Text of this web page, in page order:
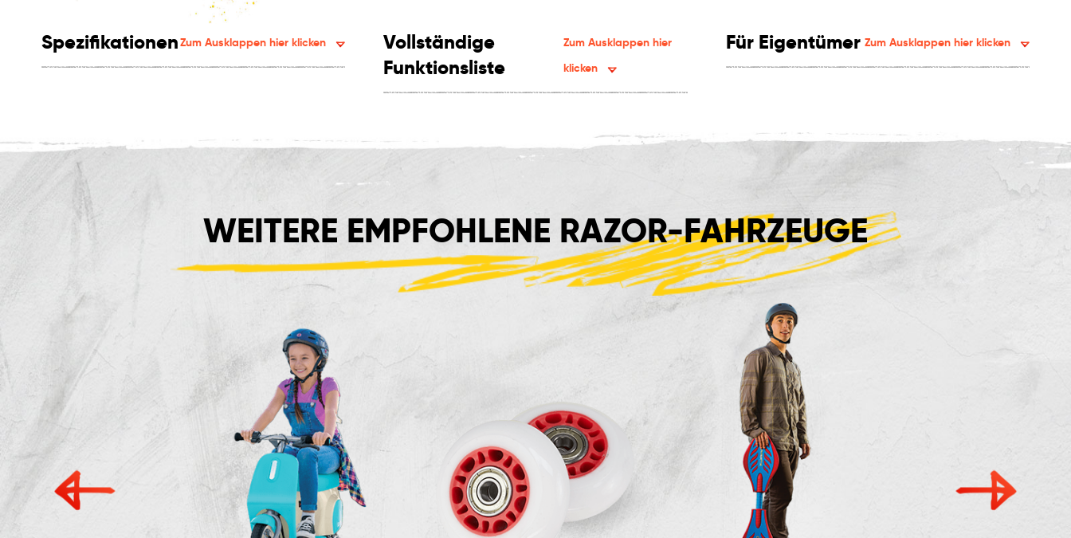
SpezifikationenZum Ausklappen hier klicken
Vollständige
Funktionsliste
Zum Ausklappen hier
klicken
Für Eigentümer Zum Ausklappen hier klicken
WEITERE EMPFOHLENE RAZOR-FAHRZEUGE